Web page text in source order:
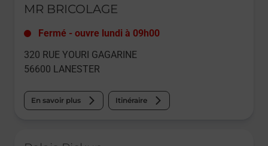
MR BRICOLAGE
Fermé - ouvre lundi à 09h00
320 RUE YOURI GAGARINE
56600 LANESTER
En savoir plus Itinéraire